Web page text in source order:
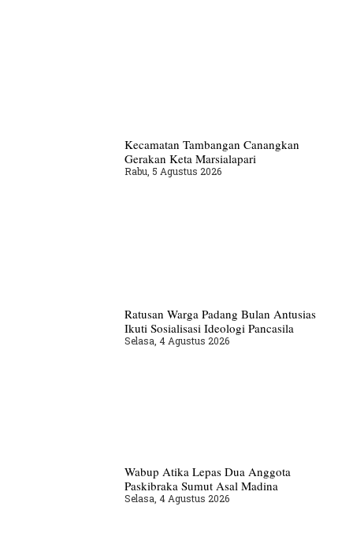
Kecamatan Tambangan Canangkan
Gerakan Keta Marsialapari
Rabu, 5 Agustus 2026
Ratusan Warga Padang Bulan Antusias
Ikuti Sosialisasi Ideologi Pancasila
Selasa, 4 Agustus 2026
Wabup Atika Lepas Dua Anggota
Paskibraka Sumut Asal Madina
Selasa, 4 Agustus 2026